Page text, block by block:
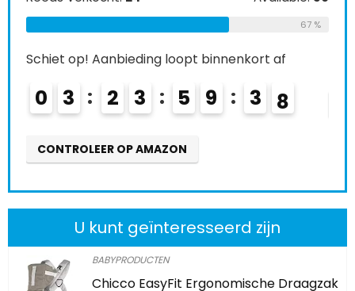
67 %
Schiet op! Aanbieding loopt binnenkort af
0 3 2 3 5 9 3 6
CONTROLEER OP AMAZON
U kunt geïnteresseerd zijn
BABYPRODUCTEN
Chicco EasyFit Ergonomische Draagzak